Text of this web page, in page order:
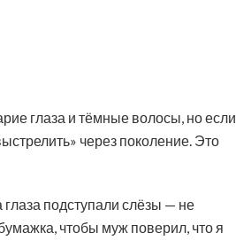
глаза и тёмные волосы, но если
через поколение. Это
глаза подступали слёзы — не
чтобы муж поверил, что я